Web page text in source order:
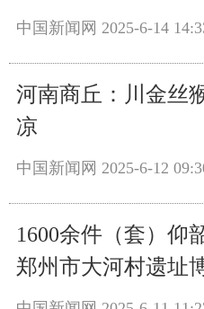
中国新闻网 2025-6-14
河南商丘：川金丝
凉
中国新闻网 2025-6-12
1600余件（套）仰
郑州市大河村遗址